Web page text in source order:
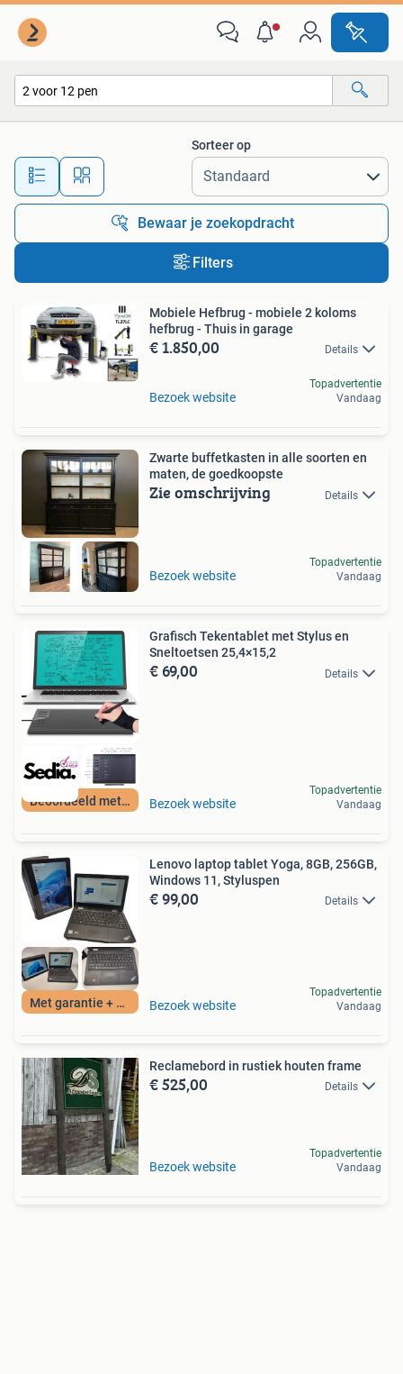
Alle afstanden…
Sorteer op
Bewaar je zoekopdracht
Filters
Mobiele Hefbrug - mobiele 2 koloms
hefbrug - Thuis in garage
€ 1.850,00 Details
Bezoek website
Topadvertentie
Vandaag
Zwarte buffetkasten in alle soorten en
maten, de goedkoopste
Zie omschrijving Details
Bezoek website
Topadvertentie
Vandaag
Beoordeeld met 9+
Grafisch Tekentablet met Stylus en
Sneltoetsen 25,4×15,2
€ 69,00 Details
Bezoek website
Topadvertentie
Vandaag
Met garantie + BTW
Lenovo laptop tablet Yoga, 8GB, 256GB,
Windows 11, Styluspen
€ 99,00 Details
Bezoek website
Topadvertentie
Vandaag
Reclamebord in rustiek houten frame
€ 525,00 Details
Bezoek website
Topadvertentie
Vandaag